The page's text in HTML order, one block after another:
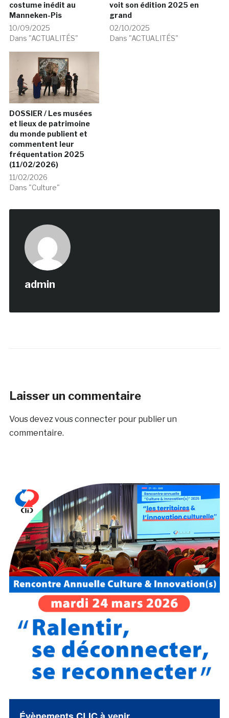
costume inédit au
Manneken-Pis
10/09/2025
Dans "ACTUALITÉS"
voit son édition 2025 en
grand
02/10/2025
Dans "ACTUALITÉS"
DOSSIER / Les musées
et lieux de patrimoine
du monde publient et
commentent leur
fréquentation 2025
(11/02/2026)
11/02/2026
Dans "Culture"
admin
Laisser un commentaire
Vous devez vous connecterpour publier un
commentaire.